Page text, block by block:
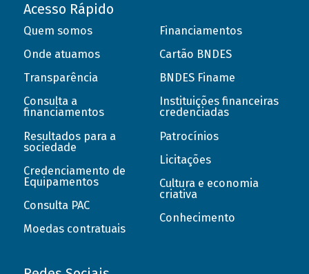
Acesso Rápido
Quem somos
Onde atuamos
Transparência
Consulta a
financiamentos
Resultados para a
sociedade
Credenciamento de
Equipamentos
Consulta PAC
Moedas contratuais
Financiamentos
Cartão BNDES
BNDES Finame
Instituições financeiras
credenciadas
Patrocínios
Licitações
Cultura e economia
criativa
Conhecimento